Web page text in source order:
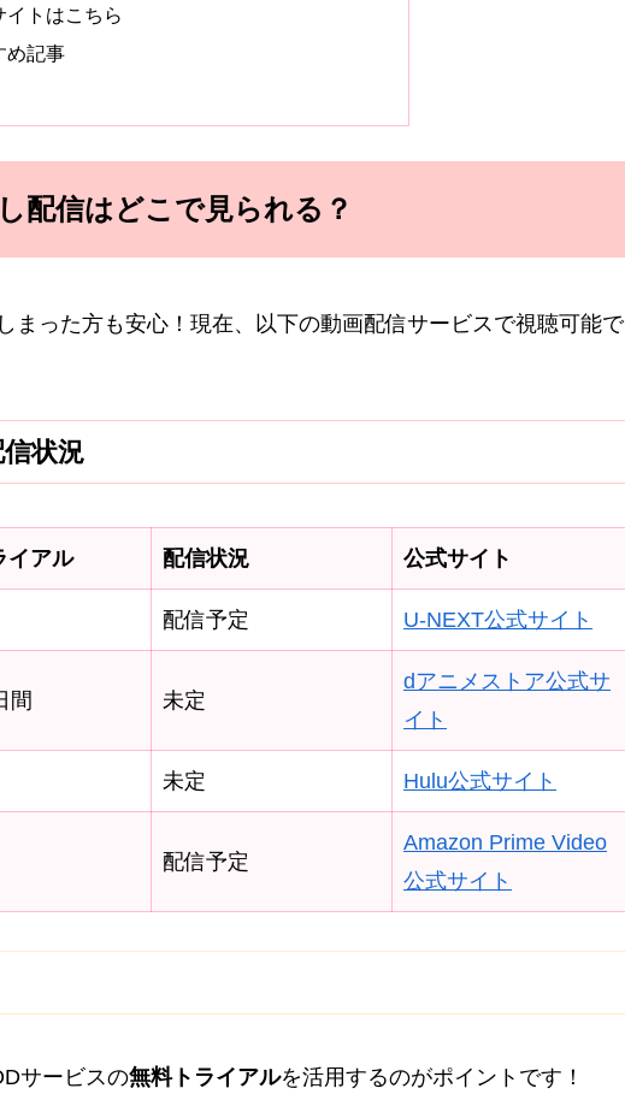
イトはこちら
め記事
配信はどこで見られる？
まった方も安心！現在、以下の動画配信サービスで視聴可能で
状況
イアル 配信状況 公式サイト
配信予定 U-NEXT公式サイト
間 未定
dアニメストア公式サ
イト
未定 Hulu公式サイト
配信予定
Amazon Prime Video
公式サイト
サービスの無料トライアルを活用するのがポイントです！